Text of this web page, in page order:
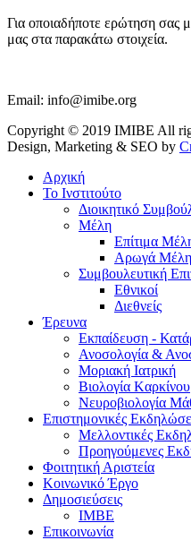
Για οποιαδήποτε ερώτηση σας
μας στα παρακάτω στοιχεία.
Email: info@imibe.org
Copyright © 2019 IMIBE All
Design, Marketing & SEO by
Αρχική
Το Ινστιτούτο
Διοικητικό
Μέλη
Επίτιμα
Αρωγά Μέλη
Συμβουλευτική
Εθνικοί
Διεθνείς
Έρευνα
Εκπαίδευση -
Ανοσολογία &
Μοριακή Ιατρική
Βιολογία Kαρκίνου
Νευροβιολογία
Επιστημονικές
Μελλοντικές
Προηγούμενες
Φοιτητική Αριστεία
Κοινωνικό Έργο
Δημοσιεύσεις
ΙΜΒΕ
Επικοινωνία